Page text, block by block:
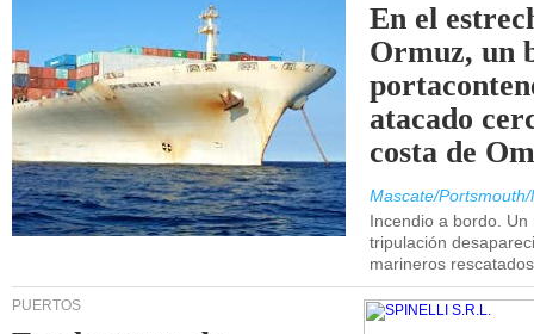
En el
Ormuz, un
atacado
costa de
Mascate/
Incendio a bordo.
tripulación
marineros
PUERTOS